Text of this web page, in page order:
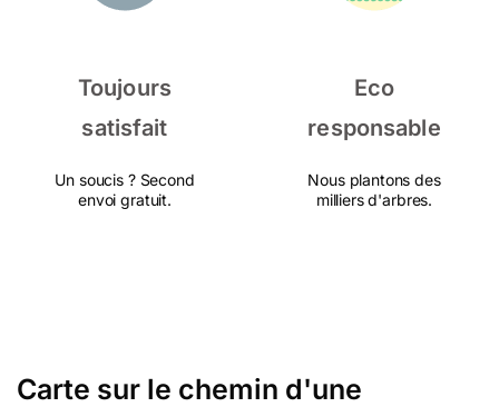
Toujours
satisfait
Un soucis ? Second
envoi gratuit.
Eco
responsable
Nous plantons des
milliers d'arbres.
Carte sur le chemin d'une